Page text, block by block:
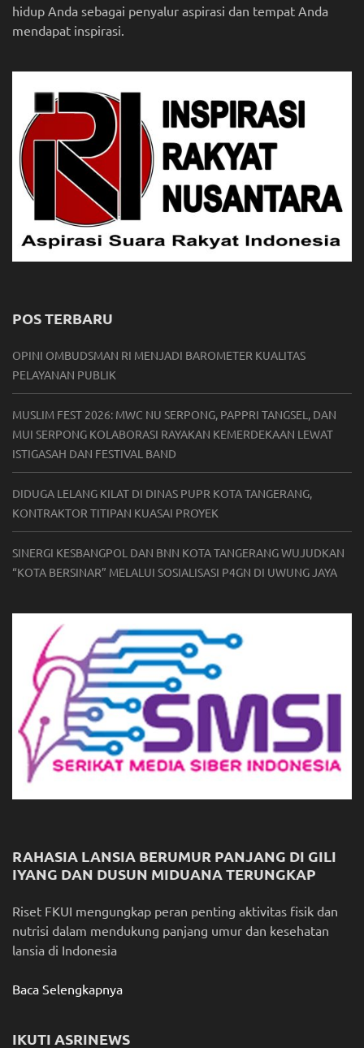
hidup Anda sebagai penyalur aspirasi dan tempat Anda
mendapat inspirasi.
POS TERBARU
OPINI OMBUDSMAN RI MENJADI BAROMETER KUALITAS
PELAYANAN PUBLIK
MUSLIM FEST 2026: MWC NU SERPONG, PAPPRI TANGSEL, DAN
MUI SERPONG KOLABORASI RAYAKAN KEMERDEKAAN LEWAT
ISTIGASAH DAN FESTIVAL BAND
DIDUGA LELANG KILAT DI DINAS PUPR KOTA TANGERANG,
KONTRAKTOR TITIPAN KUASAI PROYEK
SINERGI KESBANGPOL DAN BNN KOTA TANGERANG WUJUDKAN
“KOTA BERSINAR” MELALUI SOSIALISASI P4GN DI UWUNG JAYA
RAHASIA LANSIA BERUMUR PANJANG DI GILI
IYANG DAN DUSUN MIDUANA TERUNGKAP
Riset FKUI mengungkap peran penting aktivitas fisik dan
nutrisi dalam mendukung panjang umur dan kesehatan
lansia di Indonesia
Baca Selengkapnya
IKUTI ASRINEWS